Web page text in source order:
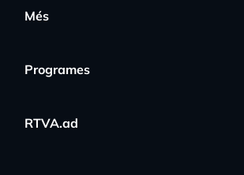
Més
Programes
RTVA.ad